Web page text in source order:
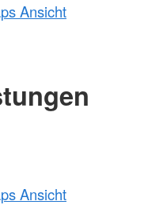
Ansicht
Ansicht